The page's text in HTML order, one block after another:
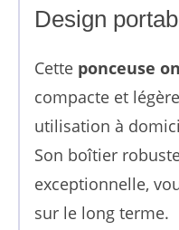
Design
Cette ponceuse
compacte et
utilisation à
Son boîtier
exceptionnelle,
sur le long terme.